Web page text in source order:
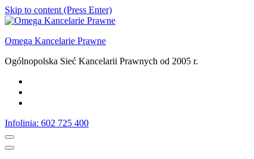
Skip to content (Press Enter)
Omega Kancelarie Prawne
Ogólnopolska Sieć Kancelarii Prawnych od 2005 r.
Infolinia: 602 725 400